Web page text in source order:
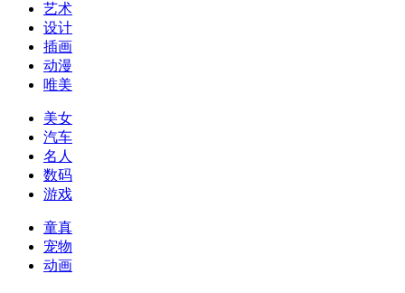
艺术
设计
插画
动漫
唯美
美女
汽车
名人
数码
游戏
童真
宠物
动画